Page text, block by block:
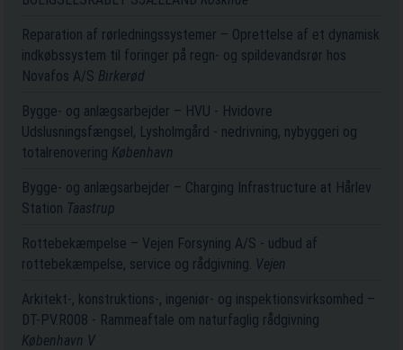
Reparation af rørledningssystemer – Oprettelse af et dynamisk
indkøbssystem til foringer på regn- og spildevandsrør hos
Novafos A/S Birkerød
Bygge- og anlægsarbejder – HVU - Hvidovre
Udslusningsfængsel, Lysholmgård - nedrivning, nybyggeri og
totalrenovering København
Bygge- og anlægsarbejder – Charging Infrastructure at Hårlev
Station Taastrup
Rottebekæmpelse – Vejen Forsyning A/S - udbud af
rottebekæmpelse, service og rådgivning. Vejen
Arkitekt-, konstruktions-, ingeniør- og inspektionsvirksomhed –
DT-PV.R008 - Rammeaftale om naturfaglig rådgivning
København V